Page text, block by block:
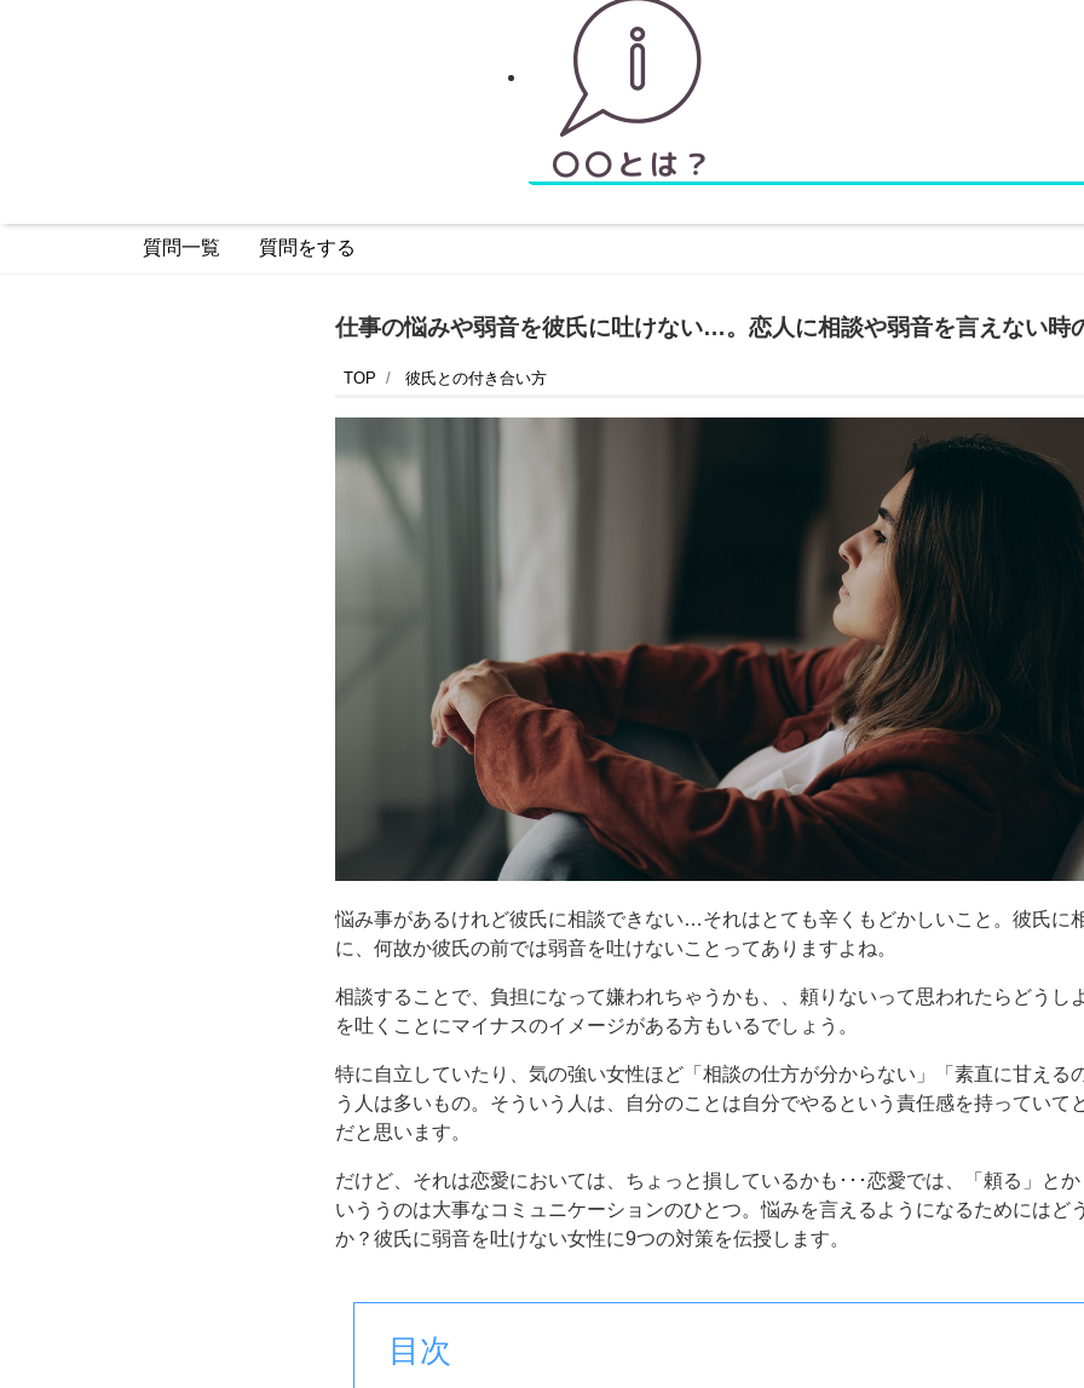
質問一覧 質問をする
仕事の悩みや弱音を彼氏に吐けない…。恋人に相談や弱音を言えない時
TOP 彼氏との付き合い方
悩み事があるけれど彼氏に相談できない…それはとても辛くもどかしいこと。彼氏に
に、何故か彼氏の前では弱音を吐けないことってありますよね。
相談することで、負担になって嫌われちゃうかも、、頼りないって思われたらどうし
を吐くことにマイナスのイメージがある方もいるでしょう。
特に自立していたり、気の強い女性ほど「相談の仕方が分からない」「素直に甘える
う人は多いもの。そういう人は、自分のことは自分でやるという責任感を持っていて
だと思います。
だけど、それは恋愛においては、ちょっと損しているかも･･･恋愛では、「頼る」と
いううのは大事なコミュニケーションのひとつ。悩みを言えるようになるためにはど
か？彼氏に弱音を吐けない女性に9つの対策を伝授します。
目次